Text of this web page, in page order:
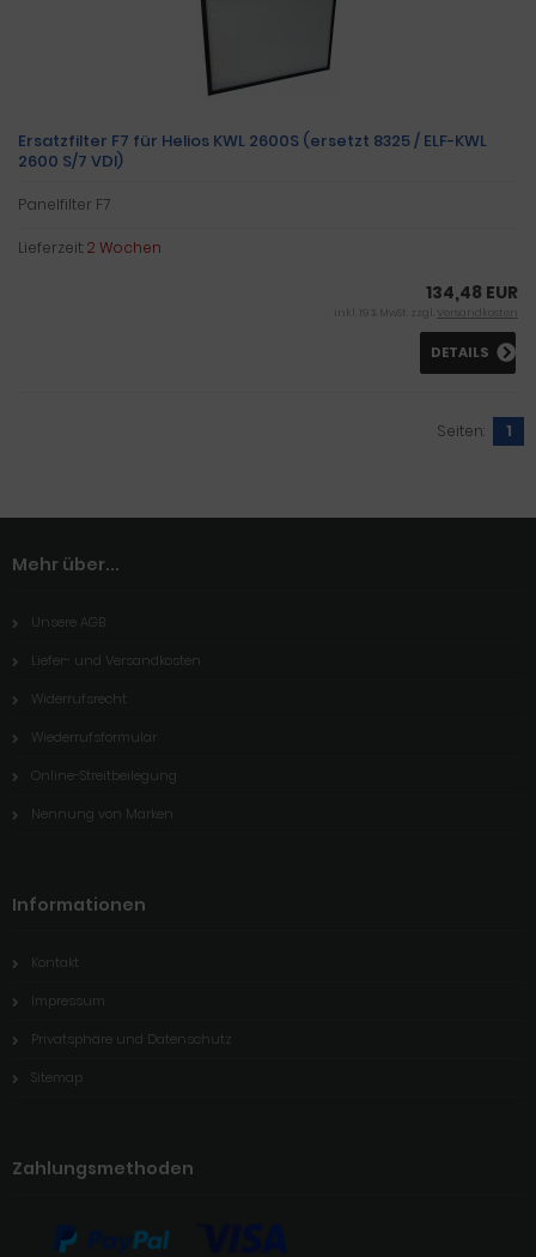
Ersatzfilter F7 für Helios KWL 2600S (ersetzt 8325 / ELF-KWL
2600 S/7 VDI)
Panelfilter F7
Lieferzeit:2 Wochen
134,48 EUR
inkl. 19 % MwSt. zzgl. Versandkosten
DETAILS
Seiten: 1
Mehr über...
Unsere AGB
Liefer- und Versandkosten
Widerrufsrecht
Wiederrufsformular
Online-Streitbeilegung
Nennung von Marken
Informationen
Kontakt
Impressum
Privatsphäre und Datenschutz
Sitemap
Zahlungsmethoden